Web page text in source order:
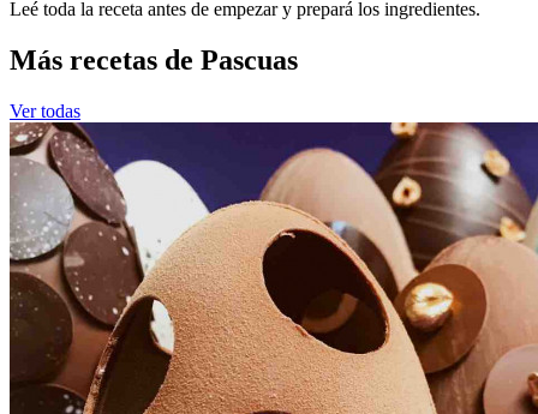
Leé toda la receta antes de empezar y prepará los ingredientes.
Más recetas de Pascuas
Ver todas